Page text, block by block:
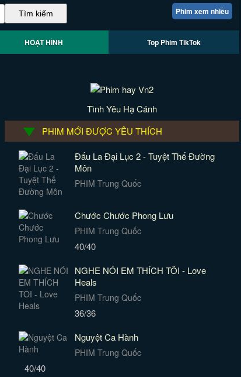
Phim xem nhiều
HOẠT HÌNH Top Phim TikTok
Tình Yêu Hạ Cánh
PHIM MỚI ĐƯỢC YÊU THÍCH
Đấu La Đại Lục 2 - Tuyệt Thế Đường
Môn
PHIM Trung Quốc
Chước Chước Phong Lưu
PHIM Trung Quốc
40/40
NGHE NÓI EM THÍCH TÔI - Love
Heals
PHIM Trung Quốc
36/36
Nguyệt Ca Hành
PHIM Trung Quốc
40/40